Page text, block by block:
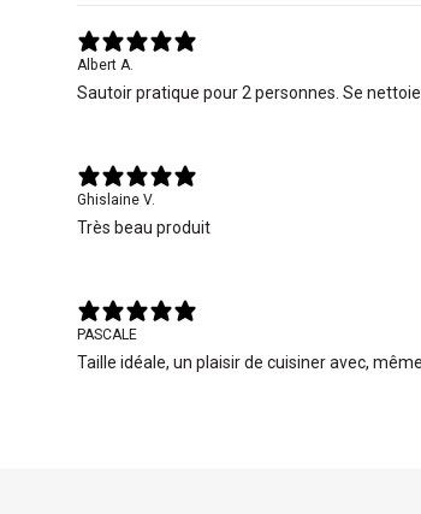
Albert A.
Sautoir pratique pour 2 personnes. Se
Ghislaine V.
Très beau produit
PASCALE
Taille idéale, un plaisir de cuisiner avec,